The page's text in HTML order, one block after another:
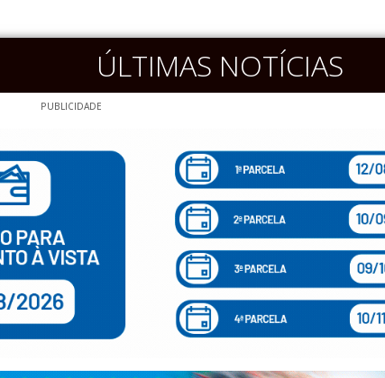
ÚLTIMAS NOTÍCIAS
PUBLICIDADE